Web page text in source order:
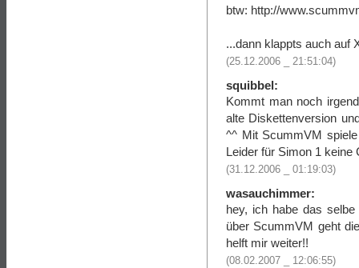
btw: http://
...dann klappts auch auf
(25.12.2006 _ 21:51:04)
squibbel:
Kommt man noch
alte Diskettenversion
^^ Mit ScummVM
Leider für Simon 1 keine
(31.12.2006 _ 01:19:03)
wasauchimmer:
hey, ich habe das
über ScummVM geht
helft mir weiter!!
(08.02.2007 _ 12:06:55)